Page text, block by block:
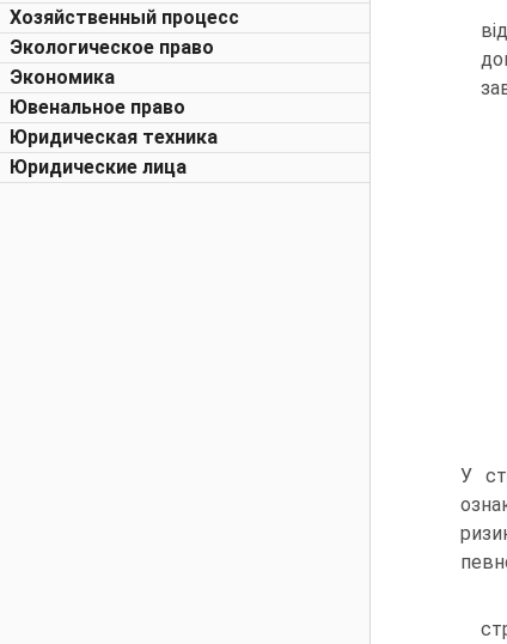
Хозяйственный процесс
Экологическое право
Экономика
Ювенальное право
Юридическая техника
Юридические лица
У